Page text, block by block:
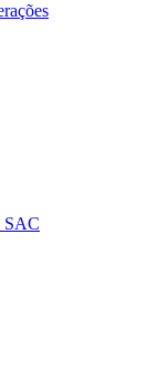
SAC